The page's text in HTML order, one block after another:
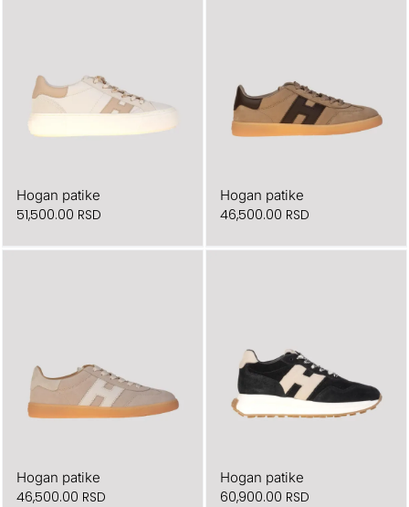
Hogan patike
51,500.00 RSD
Hogan patike
46,500.00 RSD
Hogan patike
46,500.00 RSD
Hogan patike
60,900.00 RSD